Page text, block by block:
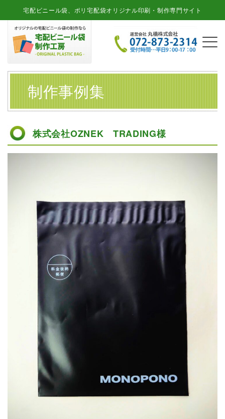
宅配ビニール袋、ポリ宅配袋オリジナル印刷・制作専門サイト
制作事例集
株式会社OZNEK TRADING様